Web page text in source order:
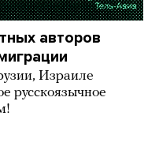
авторов
Израиле
русскоязычное